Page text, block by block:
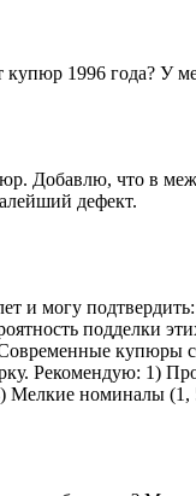
1996 года? У
Добавлю, что в
дефект.
и могу
подделки
купюры
Рекомендую: 1)
номиналы